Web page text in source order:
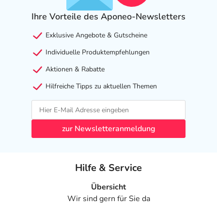
Ihre Vorteile des Aponeo-Newsletters
Exklusive Angebote & Gutscheine
Individuelle Produktempfehlungen
Aktionen & Rabatte
Hilfreiche Tipps zu aktuellen Themen
zur Newsletteranmeldung
Hilfe & Service
Übersicht
Wir sind gern für Sie da